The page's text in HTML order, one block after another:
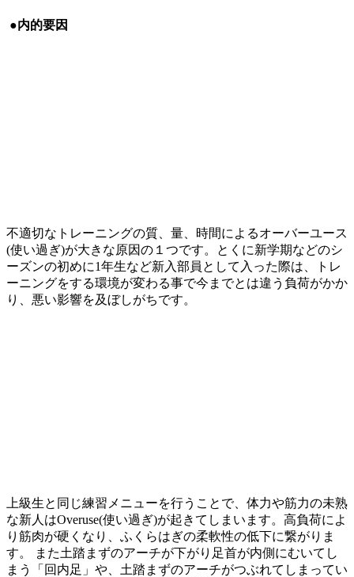
●内的要因
不適切なトレーニングの質、量、時間によるオーバーユース
(使い過ぎ)が大きな原因の１つです。とくに新学期などのシ
ーズンの初めに1年生など新入部員として入った際は、トレ
ーニングをする環境が変わる事で今までとは違う負荷がかか
り、悪い影響を及ぼしがちです。
上級生と同じ練習メニューを行うことで、体力や筋力の未熟
な新人はOveruse(使い過ぎ)が起きてしまいます。高負荷によ
り筋肉が硬くなり、ふくらはぎの柔軟性の低下に繋がりま
す。 また土踏まずのアーチが下がり足首が内側にむいてし
まう「回内足」や、土踏まずのアーチがつぶれてしまってい